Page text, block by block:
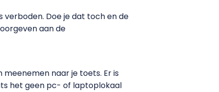
Doe je dat toch en de
aan de
naar je toets. Er is
het geen pc- of laptoplokaal